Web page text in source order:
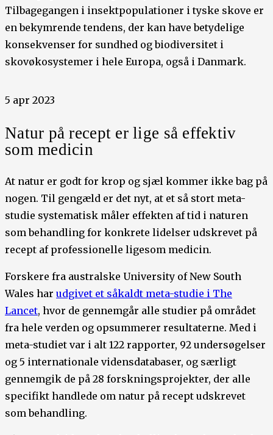
Tilbagegangen i insektpopulationer i tyske skove er
en bekymrende tendens, der kan have betydelige
konsekvenser for sundhed og biodiversitet i
skovøkosystemer i hele Europa, også i Danmark.
5 apr 2023
Natur på recept er lige så effektiv
som medicin
At natur er godt for krop og sjæl kommer ikke bag på
nogen. Til gengæld er det nyt, at et så stort meta-
studie systematisk måler effekten af tid i naturen
som behandling for konkrete lidelser udskrevet på
recept af professionelle ligesom medicin.
Forskere fra australske University of New South
Wales har udgivet et såkaldt meta-studie i The
Lancet, hvor de gennemgår alle studier på området
fra hele verden og opsummerer resultaterne. Med i
meta-studiet var i alt 122 rapporter, 92 undersøgelser
og 5 internationale vidensdatabaser, og særligt
gennemgik de på 28 forskningsprojekter, der alle
specifikt handlede om natur på recept udskrevet
som behandling.